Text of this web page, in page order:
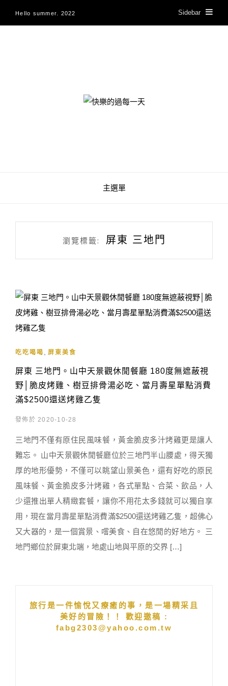
Hello summer. 2022 Sidebar
快樂的過每一天
主選單
瀏覽標籤: 屏東 三地門
吃吃喝喝 屏東美食
屏東 三地門。山中天景觀休閒餐廳 180度無遮蔽視
野│脆皮烤雞、樹豆排骨湯必吃、當月壽星單點消費
滿$2500還送烤雞乙隻
發佈於 2020-10-28
三地門不僅有原住民風味餐，黃金脆皮多汁烤雞更是讓人
難忘。 山中天景觀休閒餐廳位於三地門半山腰處，得天獨
厚的地形優勢，不僅可以眺望山景美色，還有好吃的原民
風味餐、黃金脆皮多汁烤雞，各式單點、合菜、飲品，人
少還推出單人精緻套餐，讓你不用花太多錢就可以獨自享
用，現在當月壽星單點消費滿$2500還送烤雞乙隻，超佛心
又大器的，是一個賞景、嚐美食、自在悠閒的好地方。 三
地門鄉位於屏東北端，地處山地與平原的交界 […]
旅行是一件愉悅又療癒的事，是一場精采且
美好的冒險！！ 歡迎邀稿 :
fabg2303@yahoo.com.tw